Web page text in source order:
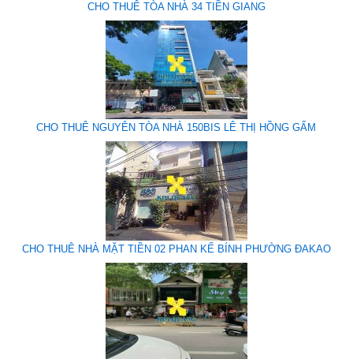
CHO THUÊ TÒA NHÀ 34 TIỀN GIANG
CHO THUÊ NGUYÊN TÒA NHÀ 150BIS LÊ THỊ HỒNG GẤM
CHO THUÊ NHÀ MẶT TIỀN 02 PHAN KẾ BÍNH PHƯỜNG ĐAKAO